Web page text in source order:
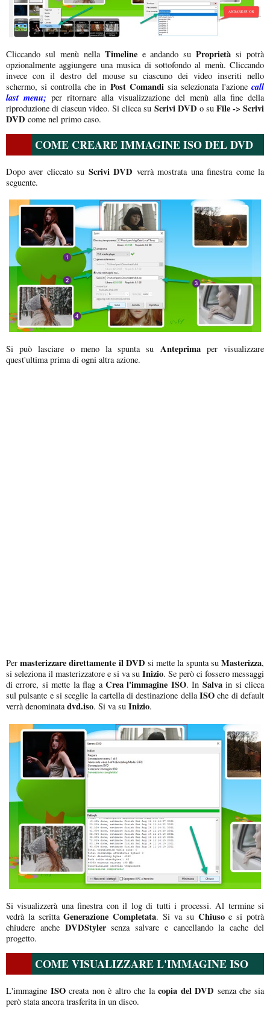
Cliccando sul menù nella Timeline e andando suProprietà si potrà
opzionalmente aggiungere una musica di sottofondo al menù. Cliccando
invece con il destro del mouse su ciascuno dei video inseriti nello
schermo, si controlla che in Post Comandisia selezionata l'azionecall
last menu; per ritornare alla visualizzazione del menù alla fine della
riproduzione di ciascun video. Si clicca su Scrivi DVD o su File -> Scrivi
DVD come nel primo caso.
COME CREARE IMMAGINE ISO DEL DVD
Dopo aver cliccato su Scrivi DVD verrà mostrata una finestra come la
seguente.
Si può lasciare o meno la spunta su Anteprima per visualizzare
quest'ultima prima di ogni altra azione.
Per masterizzare direttamente il DVD si mette la spunta suMasterizza,
si seleziona il masterizzatore e si va su Inizio. Se però ci fossero messaggi
di errore, si mette la flag a Crea l'immagine ISO. In Salvain si clicca
sul pulsante e si sceglie la cartella di destinazione dellaISOche di default
verrà denominatadvd.iso. Si va su Inizio.
Si visualizzerà una finestra con il log di tutti i processi. Al termine si
vedrà la scrittaGenerazione Completata. Si va su Chiusoe si potrà
chiudere anche DVDStylersenza salvare e cancellando la cache del
progetto.
COME VISUALIZZARE L'IMMAGINE ISO
L'immagine ISOcreata non è altro che lacopia del DVD senza che sia
però stata ancora trasferita in un disco.